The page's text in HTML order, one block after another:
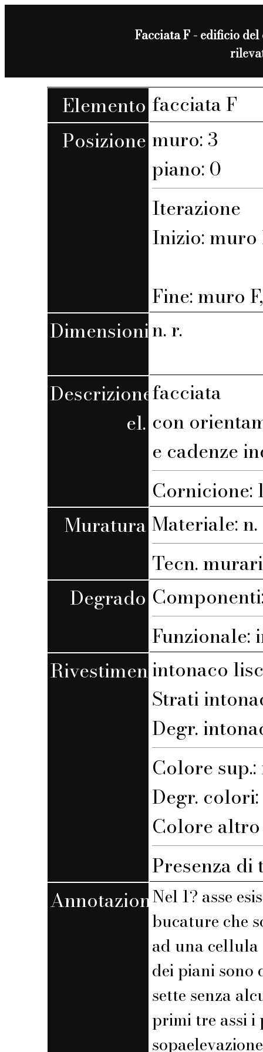
Facciata F - edificio
Elemento facciata F
Posizione muro: 3
piano: 0
Iterazione
Inizio: muro
Fine: muro
Dimensionin. r.
Descrizione
el.
facciata
con
e cadenze
Cornicione:
Muratura Materiale: n.
Tecn.
Degrado
Funzionale:
Rivestimentointonaco
Strati
Degr.
Colore
Degr.
Colore altro
Presenza
AnnotazioniNel 1? asse
bucature che
ad una cellula
dei piani sono
sette senza
primi tre assi i